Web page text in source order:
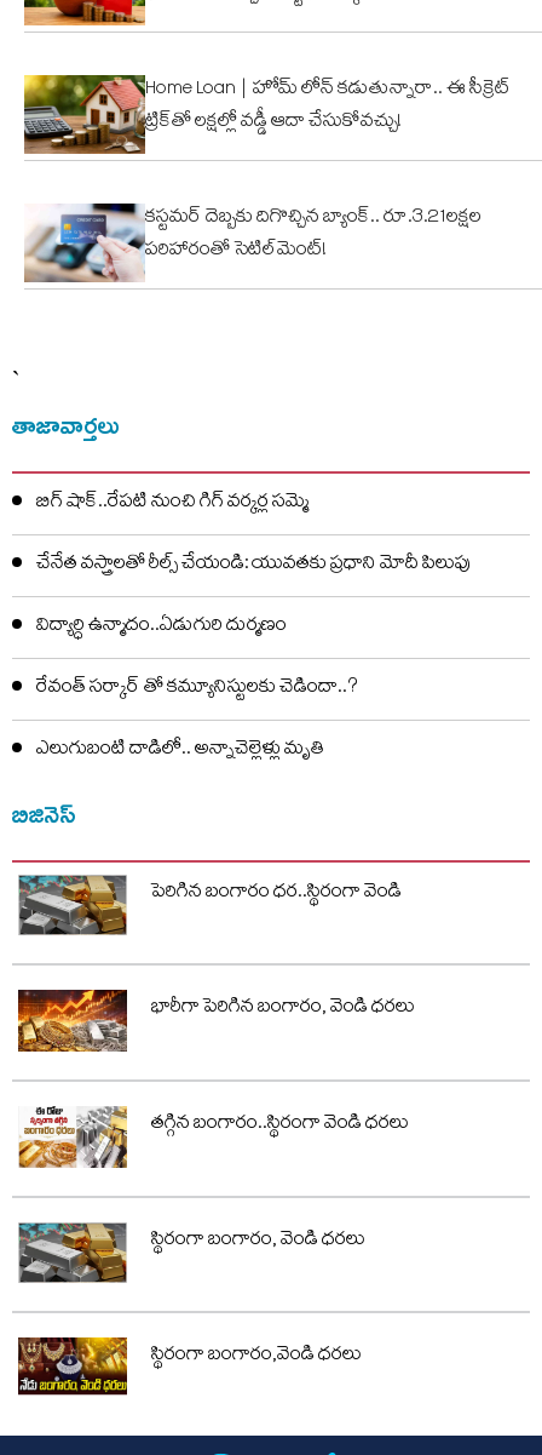
Home Loan | హోమ్ లోన్ కడుతున్నారా.. ఈ సీక్రెట్
ట్రిక్‌తో లక్షల్లో వడ్డీ ఆదా చేసుకోవచ్చు!
కస్టమర్ దెబ్బకు దిగొచ్చిన బ్యాంక్.. రూ.3.21లక్షల
పరిహారంతో సెటిల్‌మెంట్!
`
తాజావార్తలు
బిగ్ షాక్..రేపటి నుంచి గిగ్ వర్కర్ల సమ్మె
చేనేత వస్త్రాలతో రీల్స్ చేయండి: యువతకు ప్రధాని మోదీ పిలుపు
విద్యార్ధి ఉన్మాదం..ఏడుగురి దుర్మణం
రేవంత్ సర్కార్ తో కమ్యూనిస్టులకు చెడిందా..?
ఎలుగుబంటి దాడిలో.. అన్నాచెల్లెళ్లు మృతి
బిజినెస్
పెరిగిన బంగారం ధర..స్థిరంగా వెండి
భారీగా పెరిగిన బంగారం, వెండి ధరలు
తగ్గిన బంగారం..స్థిరంగా వెండి ధరలు
స్థిరంగా బంగారం, వెండి ధరలు
స్థిరంగా బంగారం,వెండి ధరలు